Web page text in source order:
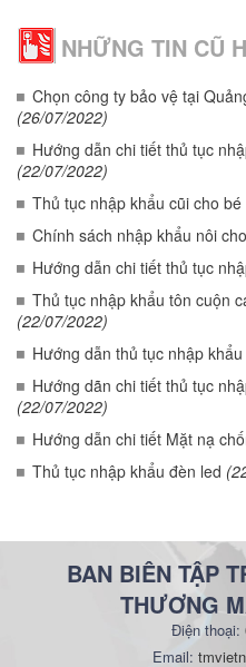
NHỮNG TIN CŨ
Chọn công ty bảo vệ tại
(26/07/2022)
Hướng dẫn chi tiết thủ tục
(22/07/2022)
Thủ tục nhập khẩu cũi cho bé
Chính sách nhập khẩu nôi
Hướng dẫn chi tiết thủ tục
Thủ tục nhập khẩu tôn cuộn
(22/07/2022)
Hướng dẫn thủ tục nhập
Hướng dãn chi tiết thủ tục
(22/07/2022)
Hướng dẫn chi tiết Mặt nạ
Thủ tục nhập khẩu đèn led
BAN BIÊN TẬP
THƯƠNG
Điện thoại:
Email: